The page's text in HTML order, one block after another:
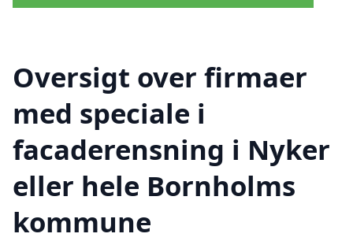
Oversigt over firmaer
med speciale i
facaderensning i Nyker
eller hele Bornholms
kommune